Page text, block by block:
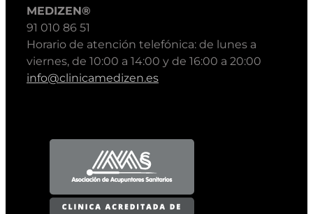
MEDIZEN®
91 010 86 51
Horario de atención telefónica: de lunes a
viernes, de 10:00 a 14:00 y de 16:00 a 20:00
info@clinicamedizen.es